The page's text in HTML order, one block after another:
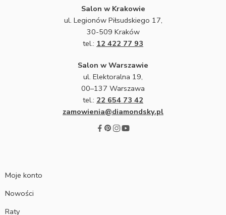
Salon w Krakowie
ul. Legionów Piłsudskiego 17,
30-509 Kraków
tel.: 12 422 77 93
Salon w Warszawie
ul. Elektoralna 19,
00–137 Warszawa
tel.: 22 654 73 42
zamowienia@diamondsky.pl
Moje konto
Nowości
Raty